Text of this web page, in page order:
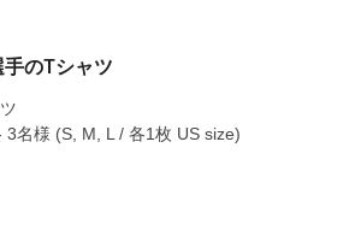
のTシャツ
名様 (S, M, L / 各1枚 US size)